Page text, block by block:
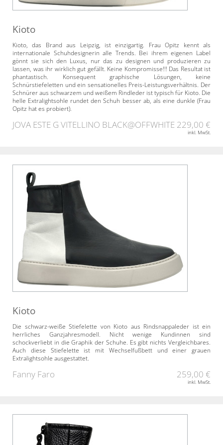
Kioto
Kioto, das Brand aus Leipzig, ist einzigartig. Frau Opitz kennt als
internationale Schuhdesignerin alle Trends. Bei ihrem eigenen Label
gönnt sie sich den Luxus, nur das zu designen und produzieren zu
lassen, was ihr wirklich gut gefällt. Keine Kompromisse!!! Das Resultat ist
phantastisch. Konsequent graphische Lösungen, keine
Schnürstiefeletten und ein sensationelles Preis-Leistungsverhältnis. Der
Schnürer aus schwarzem und weißem Rindleder ist typisch für Kioto. Die
helle Extralightsohle rundet den Schuh besser ab, als eine dunkle (Frau
Opitz hat es probiert).
JOVA ESTE G VITELLINO BLACK@OFFWHITE 229,00 €
inkl. MwSt.
Kioto
Die schwarz-weiße Stiefelette von Kioto aus Rindsnappaleder ist ein
herrliches Ganzjahresmodell. Nicht wenige Kundinnen sind
schockverliebt in die Graphik der Schuhe. Es gibt nichts Vergleichbares.
Auch diese Stiefelette ist mit Wechselfußbett und einer grauen
Extralightsohle ausgestattet.
Fanny Faro 259,00 €
inkl. MwSt.